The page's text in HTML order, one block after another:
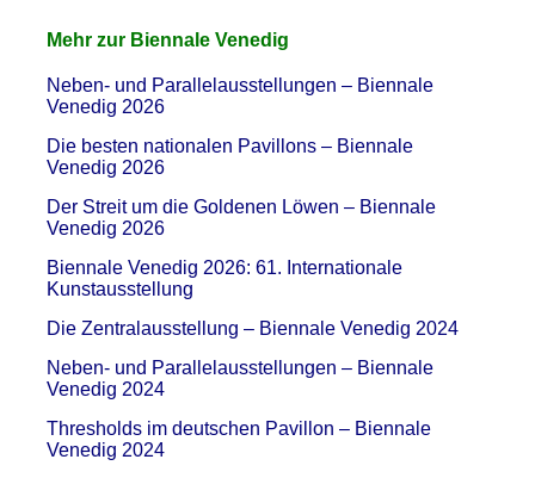
Mehr zur Biennale Venedig
Neben- und Parallelausstellungen – Biennale
Venedig 2026
Die besten nationalen Pavillons – Biennale
Venedig 2026
Der Streit um die Goldenen Löwen – Biennale
Venedig 2026
Biennale Venedig 2026: 61. Internationale
Kunstausstellung
Die Zentralausstellung – Biennale Venedig 2024
Neben- und Parallelausstellungen – Biennale
Venedig 2024
Thresholds im deutschen Pavillon – Biennale
Venedig 2024